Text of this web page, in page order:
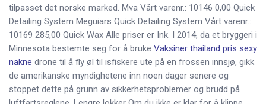
tilpasset det norske marked. Mva Vårt varenr.: 10146 0,00 Quick
Detailing System Meguiars Quick Detailing System Vårt varenr.:
10169 285,00 Quick Wax Alle priser er Ink. I 2014, da et bryggeri i
Minnesota bestemte seg for å bruke Vaksiner thailand pris sexy
nakne drone til å fly øl til isfiskere ute på en frossen innsjø, gikk
de amerikanske myndighetene inn noen dager senere og
stoppet dette på grunn av sikkerhetsproblemer og brudd på